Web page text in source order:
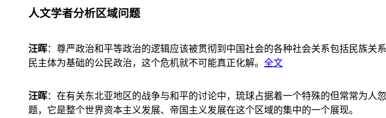
人文学者分析区域问题
汪晖：尊严政治和平等政治的逻辑应该被贯彻到中国社会的各种社会关系包括民族
民主体为基础的公民政治，这个危机就不可能真正化解。 全文
汪晖：在有关东北亚地区的战争与和平的讨论中，琉球占据着一个特殊的但常常为
题，它是整个世界资本主义发展、帝国主义发展在这个区域的集中的一个展现。